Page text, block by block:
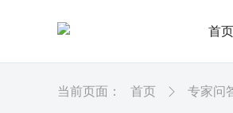
首页
当前页面： 首页 专家问